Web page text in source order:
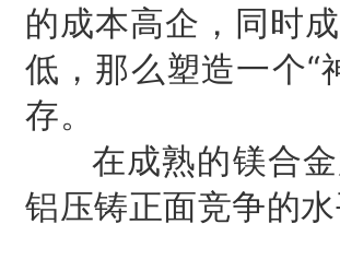
的成本高企，同时
低，那么塑造一个“
存。
在成熟的镁合金
铝压铸正面竞争的水